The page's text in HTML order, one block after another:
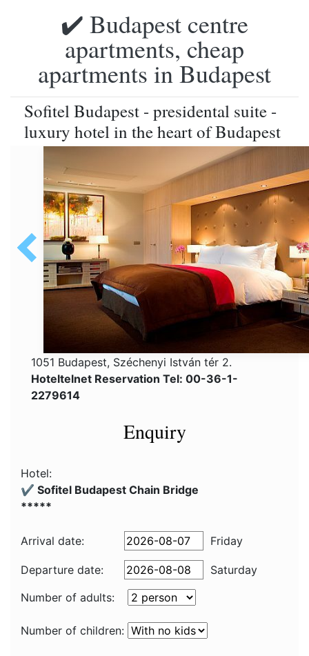
✔️ Budapest centre
apartments, cheap
apartments in Budapest
Sofitel Budapest - presidental suite -
luxury hotel in the heart of Budapest
1051 Budapest, Széchenyi István tér 2.
Hoteltelnet Reservation Tel: 00-36-1-
2279614
Enquiry
Hotel:
✔️ Sofitel Budapest Chain Bridge
*****
Arrival date: Friday
Departure date:
Saturday
Number of adults:
Number of children: